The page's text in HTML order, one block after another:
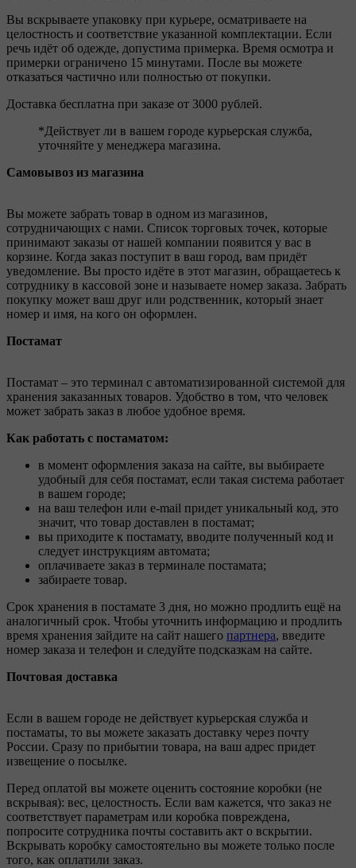
Вы вскрываете упаковку при курьере, осматриваете на
целостность и соответствие указанной комплектации. Если
речь идёт об одежде, допустима примерка. Время осмотра и
примерки ограничено 15 минутами. После вы можете
отказаться частично или полностью от покупки.
Доставка бесплатна при заказе от 3000 рублей.
*Действует ли в вашем городе курьерская служба,
уточняйте у менеджера магазина.
Самовывоз из магазина
Вы можете забрать товар в одном из магазинов,
сотрудничающих с нами. Список торговых точек, которые
принимают заказы от нашей компании появится у вас в
корзине. Когда заказ поступит в ваш город, вам придёт
уведомление. Вы просто идёте в этот магазин, обращаетесь к
сотруднику в кассовой зоне и называете номер заказа. Забрать
покупку может ваш друг или родственник, который знает
номер и имя, на кого он оформлен.
Постамат
Постамат – это терминал с автоматизированной системой для
хранения заказанных товаров. Удобство в том, что человек
может забрать заказ в любое удобное время.
Как работать с постаматом:
в момент оформления заказа на сайте, вы выбираете
удобный для себя постамат, если такая система работает
в вашем городе;
на ваш телефон или e-mail придет уникальный код, это
значит, что товар доставлен в постамат;
вы приходите к постамату, вводите полученный код и
следует инструкциям автомата;
оплачиваете заказ в терминале постамата;
забираете товар.
Срок хранения в постамате 3 дня, но можно продлить ещё на
аналогичный срок. Чтобы уточнить информацию и продлить
время хранения зайдите на сайт нашего партнера, введите
номер заказа и телефон и следуйте подсказкам на сайте.
Почтовая доставка
Если в вашем городе не действует курьерская служба и
постаматы, то вы можете заказать доставку через почту
России. Сразу по прибытии товара, на ваш адрес придет
извещение о посылке.
Перед оплатой вы можете оценить состояние коробки (не
вскрывая): вес, целостность. Если вам кажется, что заказ не
соответствует параметрам или коробка повреждена,
попросите сотрудника почты составить акт о вскрытии.
Вскрывать коробку самостоятельно вы можете только после
того, как оплатили заказ.